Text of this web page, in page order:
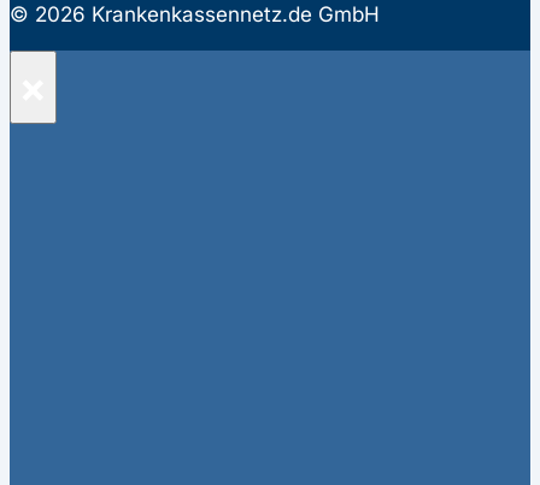
© 2026 Krankenkassennetz.de GmbH